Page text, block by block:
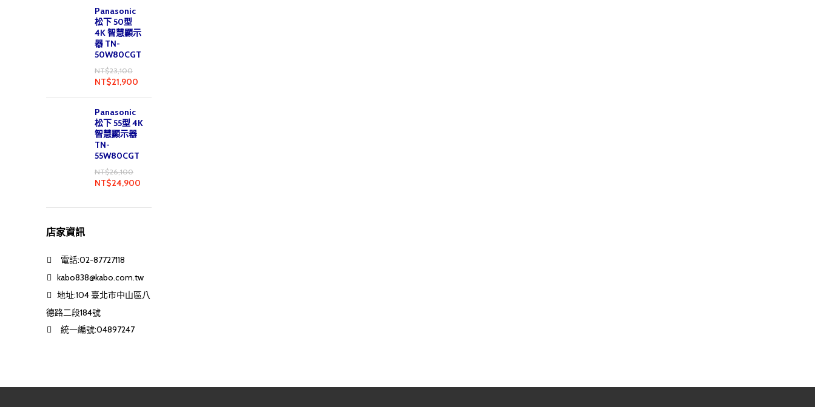
Panasonic
松下 50型
4K 智慧顯示
器 TN-
50W80CGT
NT$23,100
NT$21,900
Panasonic
松下 55型 4K
智慧顯示器
TN-
55W80CGT
NT$26,100
NT$24,900
店家資訊
電話:02-87727118
kabo838@kabo.com.tw
地址:104 臺北市中山區八
德路二段184號
統一編號:04897247